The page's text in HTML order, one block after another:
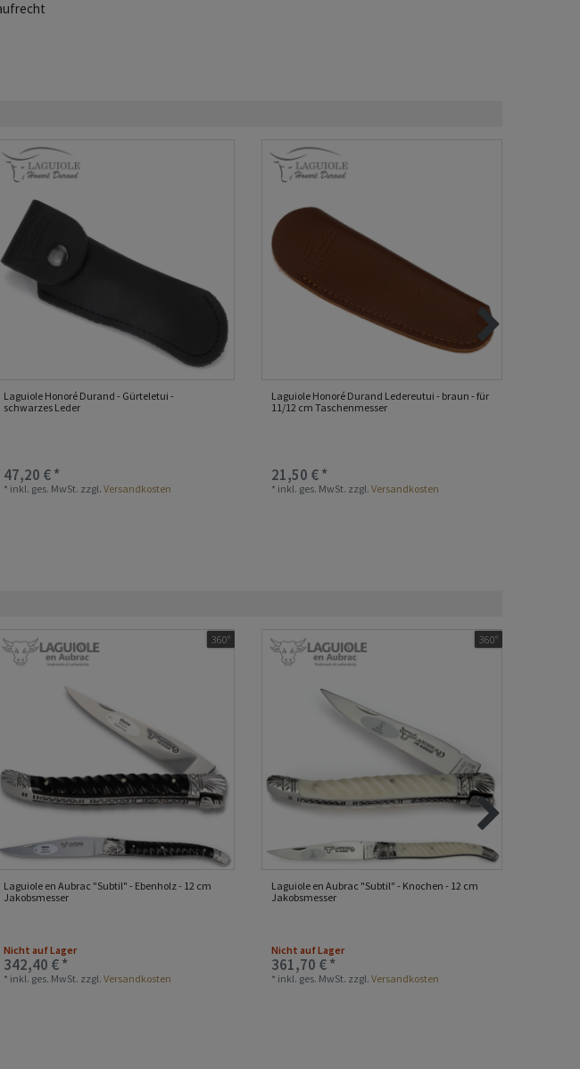
Laguiole Honoré Durand - Gürteletui -
schwarzes Leder
47,20 € *
* inkl. ges. MwSt. zzgl.Versandkosten
Laguiole Honoré Durand Ledereutui - braun - für
11/12 cm Taschenmesser
21,50 € *
* inkl. ges. MwSt. zzgl.Versandkosten
Laguiole en Aubrac "Subtil" - Ebenholz - 12 cm
Jakobsmesser
Nicht auf Lager
342,40 € *
360°
* inkl. ges. MwSt. zzgl.Versandkosten
Laguiole en Aubrac "Subtil" - Knochen - 12 cm
Jakobsmesser
Nicht auf Lager
361,70 € *
360°
* inkl. ges. MwSt. zzgl.Versandkosten